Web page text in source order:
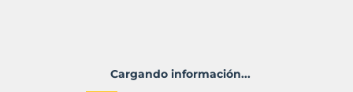
Cargando información...